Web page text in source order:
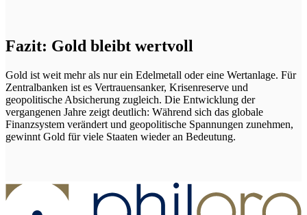
Fazit: Gold bleibt wertvoll
Gold ist weit mehr als nur ein Edelmetall oder eine Wertanlage. Für
Zentralbanken ist es Vertrauensanker, Krisenreserve und
geopolitische Absicherung zugleich. Die Entwicklung der
vergangenen Jahre zeigt deutlich: Während sich das globale
Finanzsystem verändert und geopolitische Spannungen zunehmen,
gewinnt Gold für viele Staaten wieder an Bedeutung.